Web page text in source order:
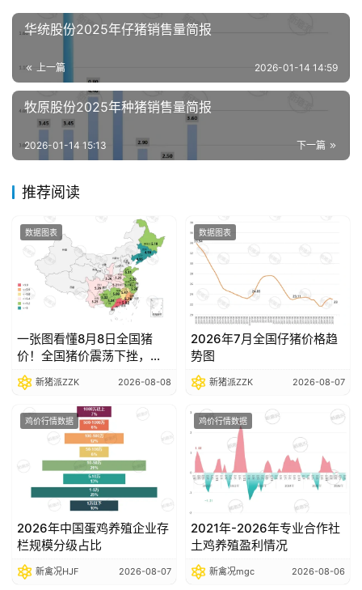
资
闻
分
析
报
告
据
图
今
猪
华统股份2025年仔猪销售量简报
上一篇 2026-01-14 14:59
牧原股份2025年种猪销售量简报
下一篇
2026-01-14 15:13
推荐阅读
数据图表
一张图看懂8月8日全国猪
价！全国猪价震荡下挫，部
分省份跌破5元关口
新猪派ZZK 2026-08-08
数据图表
2026年7月全国仔猪价格趋
势图
新猪派ZZK 2026-08-07
鸡价行情数据
2026年中国蛋鸡养殖企业存
栏规模分级占比
新禽况HJF 2026-08-07
鸡价行情数据
2021年-2026年专业合作社
土鸡养殖盈利情况
新禽况mgc 2026-08-06